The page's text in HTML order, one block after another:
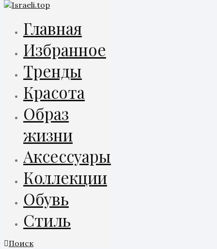
Главная
Избранное
Тренды
Красота
Образ
жизни
Аксессуары
Коллекции
Обувь
Стиль
Поиск